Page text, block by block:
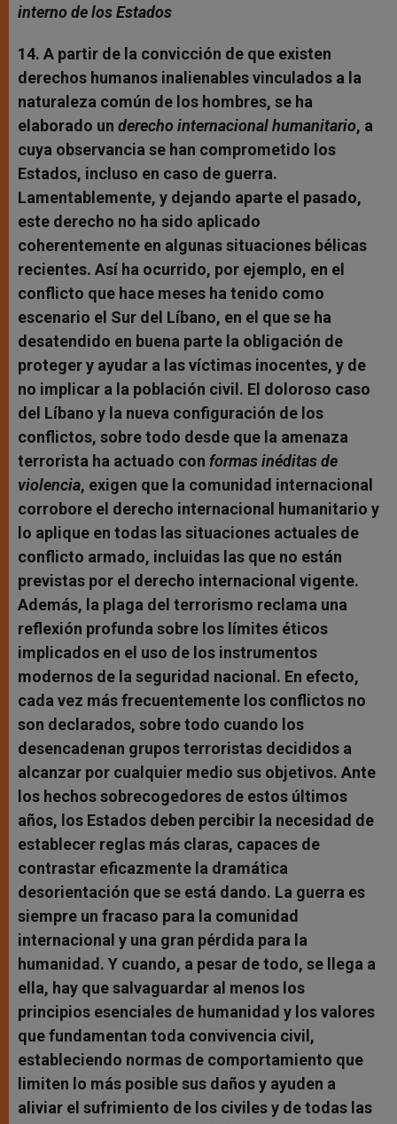
interno de los Estados
14. A partir de la convicción de que existen
derechos humanos inalienables vinculados a la
naturaleza común de los hombres, se ha
elaborado un derecho internacional humanitario, a
cuya observancia se han comprometido los
Estados, incluso en caso de guerra.
Lamentablemente, y dejando aparte el pasado,
este derecho no ha sido aplicado
coherentemente en algunas situaciones bélicas
recientes. Así ha ocurrido, por ejemplo, en el
conflicto que hace meses ha tenido como
escenario el Sur del Líbano, en el que se ha
desatendido en buena parte la obligación de
proteger y ayudar a las víctimas inocentes, y de
no implicar a la población civil. El doloroso caso
del Líbano y la nueva configuración de los
conflictos, sobre todo desde que la amenaza
terrorista ha actuado con formas inéditas de
violencia, exigen que la comunidad internacional
corrobore el derecho internacional humanitario y
lo aplique en todas las situaciones actuales de
conflicto armado, incluidas las que no están
previstas por el derecho internacional vigente.
Además, la plaga del terrorismo reclama una
reflexión profunda sobre los límites éticos
implicados en el uso de los instrumentos
modernos de la seguridad nacional. En efecto,
cada vez más frecuentemente los conflictos no
son declarados, sobre todo cuando los
desencadenan grupos terroristas decididos a
alcanzar por cualquier medio sus objetivos. Ante
los hechos sobrecogedores de estos últimos
años, los Estados deben percibir la necesidad de
establecer reglas más claras, capaces de
contrastar eficazmente la dramática
desorientación que se está dando. La guerra es
siempre un fracaso para la comunidad
internacional y una gran pérdida para la
humanidad. Y cuando, a pesar de todo, se llega a
ella, hay que salvaguardar al menos los
principios esenciales de humanidad y los valores
que fundamentan toda convivencia civil,
estableciendo normas de comportamiento que
limiten lo más posible sus daños y ayuden a
aliviar el sufrimiento de los civiles y de todas las